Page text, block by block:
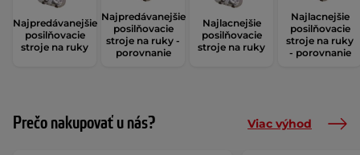
Najpredávanejšie
posilňovacie
stroje na ruky
Najpredávanejšie
posilňovacie
stroje na ruky -
porovnanie
Najlacnejšie
posilňovacie
stroje na ruky
Najlacnejšie
posilňovacie
stroje na ruky
- porovnanie
Prečo nakupovať u nás? Viac výhod